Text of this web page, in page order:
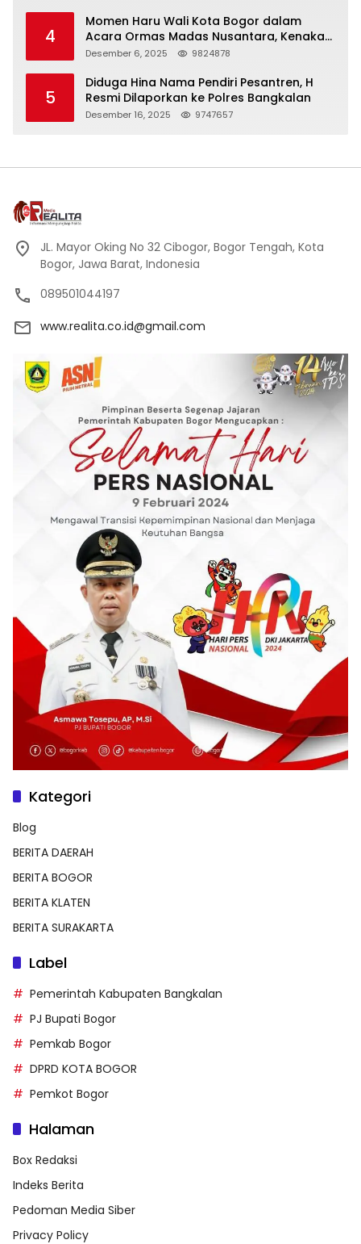
4
Momen Haru Wali Kota Bogor dalam
Acara Ormas Madas Nusantara, Kenakan
Peci Hitam Tinggi sebagai Simbol
Desember 6, 2025 9824878
5
Diduga Hina Nama Pendiri Pesantren, H
Resmi Dilaporkan ke Polres Bangkalan
Desember 16, 2025 9747657
JL. Mayor Oking No 32 Cibogor, Bogor Tengah, Kota
Bogor, Jawa Barat, Indonesia
089501044197
www.realita.co.id@gmail.com
Kategori
Blog
BERITA DAERAH
BERITA BOGOR
BERITA KLATEN
BERITA SURAKARTA
Label
Pemerintah Kabupaten Bangkalan
PJ Bupati Bogor
Pemkab Bogor
DPRD KOTA BOGOR
Pemkot Bogor
Halaman
Box Redaksi
Indeks Berita
Pedoman Media Siber
Privacy Policy